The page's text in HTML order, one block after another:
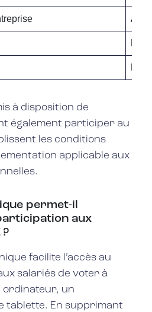
Au
à disposition de
également participer au
les conditions
applicable aux
permet-il
aux
?
facilite l’accès au
salariés de voter à
ordinateur, un
tablette. En supprimant